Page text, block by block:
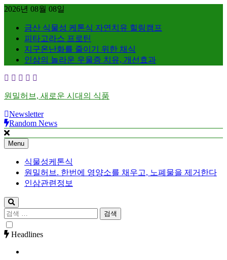
Skip
content
2026년 08월 08일
금산 식물성 케톤식 자연치유 힐링캠프
피타고라스 프로틴
지구온난화를 줄이기 위한 채식
인삼의 놀라운 우울증 치유, 개선효과
원밀허브, 새로운 시대의 식품
Newsletter
Random News
Menu
식물성케톤식
원밀허브. 한번에 영양소를 채우고, 노폐물을 제거한다
인삼관련정보
검
색:
Headlines